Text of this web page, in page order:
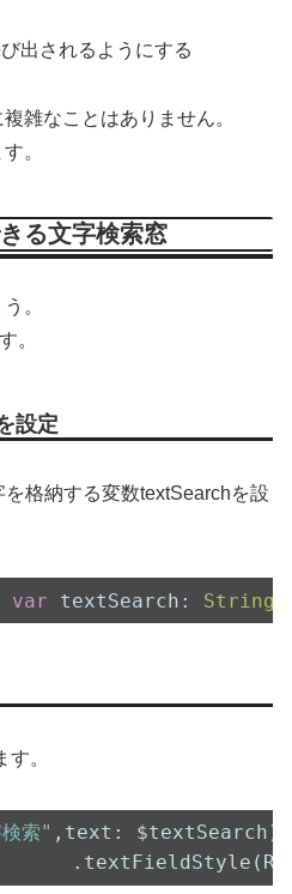
出されるようにする
雑なことはありません。
。
る文字検索窓
。
。
設定
格納する変数textSearchを設
var textSearch: String
。
索" , text : $textSearch )
.text